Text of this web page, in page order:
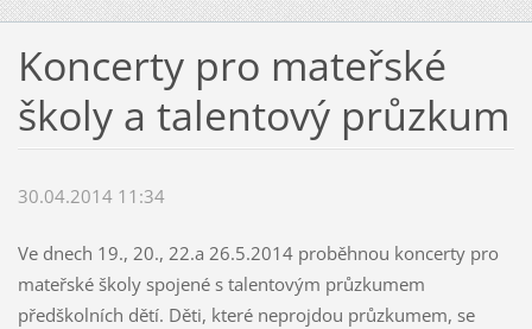
Koncerty pro mateřské
školy a talentový průzkum
30.04.2014 11:34
Ve dnech 19., 20., 22.a 26.5.2014 proběhnou koncerty pro
mateřské školy spojené s talentovým průzkumem
předškolních dětí. Děti, které neprojdou průzkumem, se